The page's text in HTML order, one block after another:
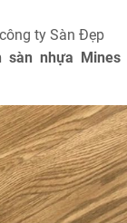
ty Sàn Đẹp
sàn nhựa Mines